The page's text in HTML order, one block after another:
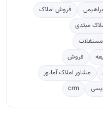
فروش املاک
مبتدی
فروش
مشاور املاک آماتور
crm